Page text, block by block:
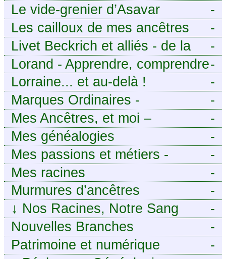
-
Le vide-grenier d’Asavar
-
Les cailloux de mes ancêtres
-
Livet Beckrich et alliés - de la
généalogie à l’écriture.
-
Lorand - Apprendre, comprendre
et transmettre pour exister.
(Descartes)
-
Lorraine... et au-delà !
-
Marques Ordinaires -
Généalogie de Moselle et
d’ailleurs
-
Mes Ancêtres, et moi –
Découvrez mes aïeux en Ille-et-
Vilaine et ailleurs
-
Mes généalogies
-
Mes passions et métiers -
Généalogie et Tir à l’Arc
-
Mes racines
-
Murmures d’ancêtres
-
↓ Nos Racines, Notre Sang
-
Nouvelles Branches
-
Patrimoine et numérique